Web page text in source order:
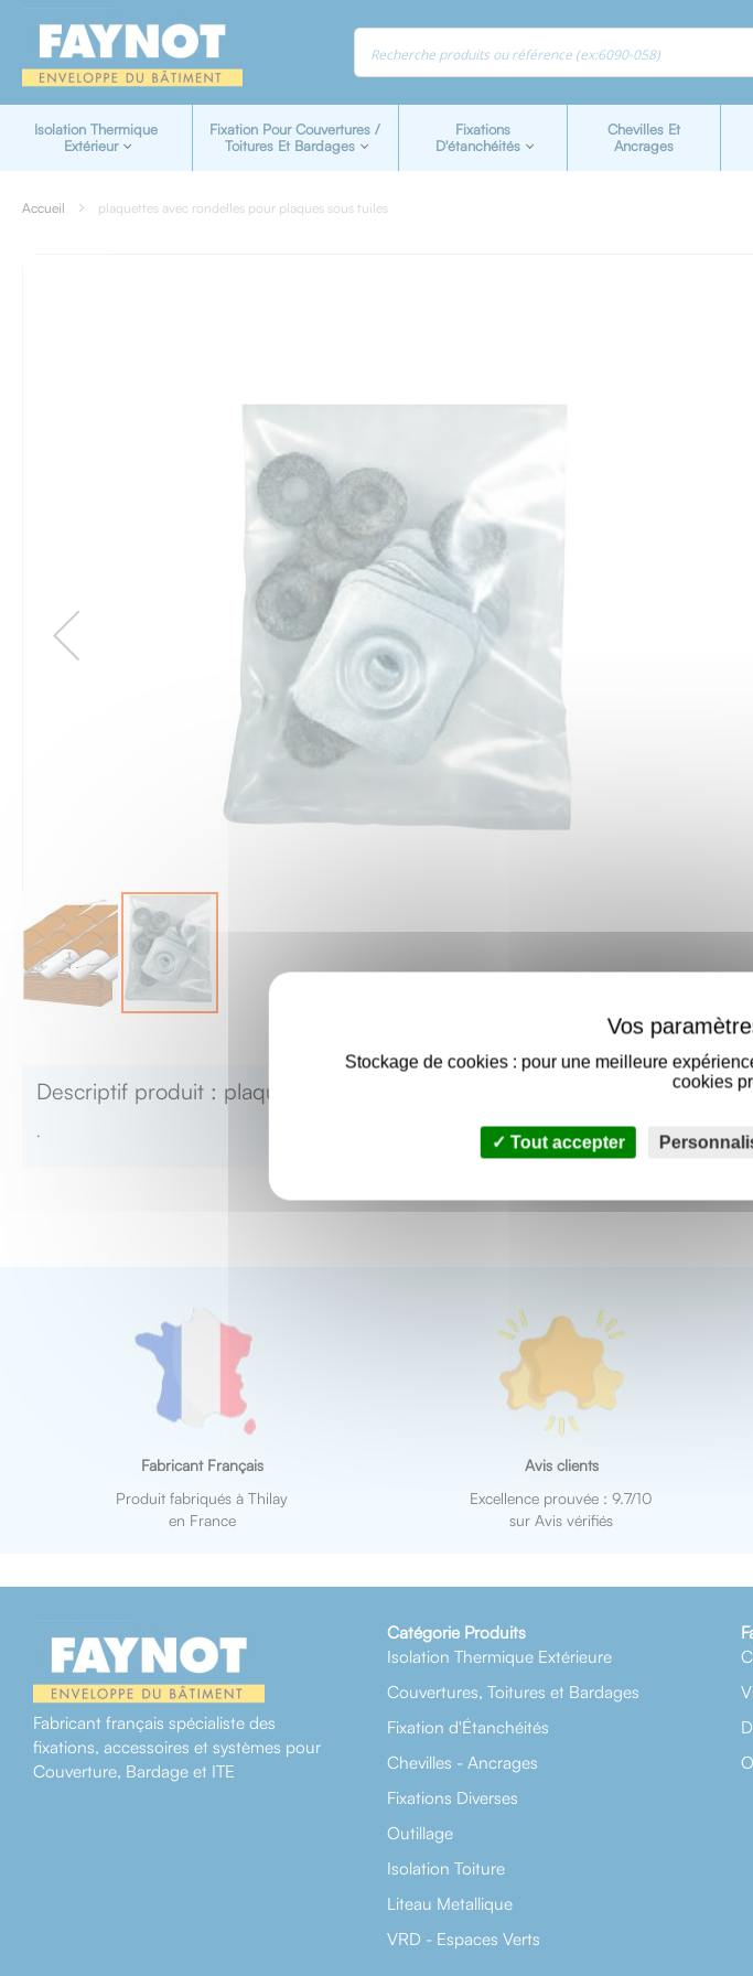
Isolation Thermique
Extérieur
Fixation Pour Couvertures /
Toitures Et Bardages
Fixations
D'étanchéités
Chevilles Et
Ancrages
Accueil plaquettes avec rondelles pour plaques sous tuiles
beginning
the
Descriptif produit : plaquettes avec rondelles pour plaques sous tuiles
.
Fabricant Français
Produit fabriqués à Thilay
en France
Avis clients
Excellence prouvée : 9.7/10
sur Avis vérifiés
Fabricant français spécialiste des
fixations, accessoires et systèmes pour
Couverture, Bardage et ITE
Catégorie Produits
Isolation Thermique Extérieure
Couvertures, Toitures et Bardages
Fixation d'Étanchéités
Chevilles - Ancrages
Fixations Diverses
Outillage
Isolation Toiture
Liteau Metallique
VRD - Espaces Verts
Stockage de cookies : pour une meilleure
cookies
Tout accepter